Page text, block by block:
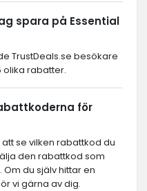
spara på Essential
TrustDeals.se besökare
olika rabatter.
för
se vilken rabattkod du
den rabattkod som
du själv hittar en
vi gärna av dig.